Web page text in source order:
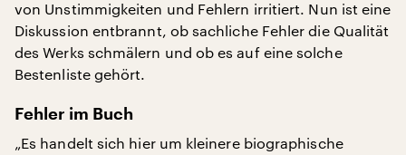
von Unstimmigkeiten und Fehlern irritiert. Nun ist eine
Diskussion entbrannt, ob sachliche Fehler die Qualität
des Werks schmälern und ob es auf eine solche
Bestenliste gehört.
Fehler im Buch
„Es handelt sich hier um kleinere biographische